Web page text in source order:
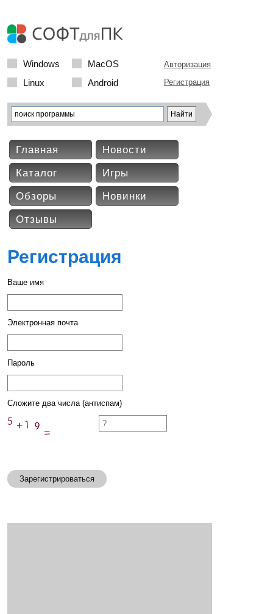
Windows
MacOS
Linux
Android
Авторизация
Регистрация
Главная
Новости
Каталог
Игры
Обзоры
Новинки
Отзывы
Регистрация
Ваше имя
Электронная почта
Пароль
Сложите два числа (антиспам)
Зарегистрироваться